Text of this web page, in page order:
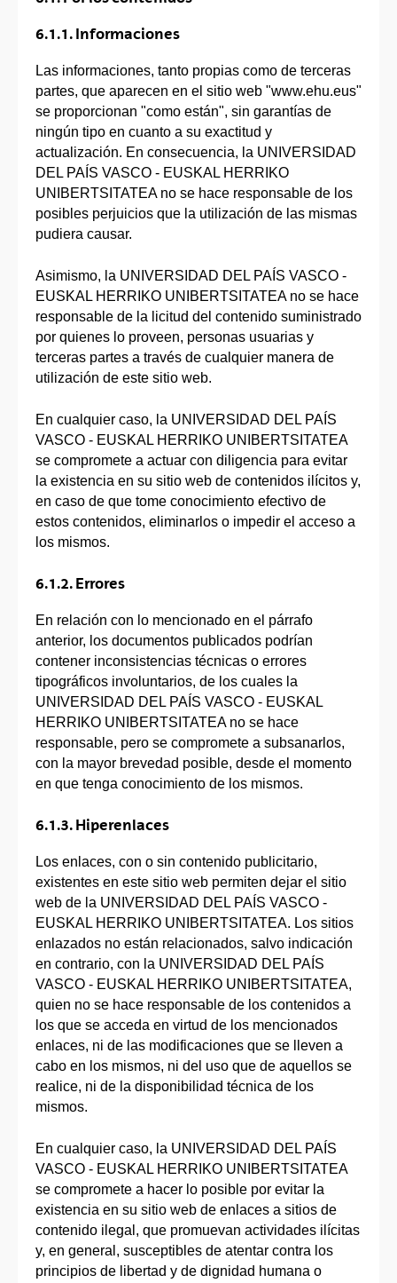
6.1.1. Informaciones
Las informaciones, tanto propias como de terceras
partes, que aparecen en el sitio web "www.ehu.eus"
se proporcionan "como están", sin garantías de
ningún tipo en cuanto a su exactitud y
actualización. En consecuencia, la UNIVERSIDAD
DEL PAÍS VASCO - EUSKAL HERRIKO
UNIBERTSITATEA no se hace responsable de los
posibles perjuicios que la utilización de las mismas
pudiera causar.
Asimismo, la UNIVERSIDAD DEL PAÍS VASCO -
EUSKAL HERRIKO UNIBERTSITATEA no se hace
responsable de la licitud del contenido suministrado
por quienes lo proveen, personas usuarias y
terceras partes a través de cualquier manera de
utilización de este sitio web.
En cualquier caso, la UNIVERSIDAD DEL PAÍS
VASCO - EUSKAL HERRIKO UNIBERTSITATEA
se compromete a actuar con diligencia para evitar
la existencia en su sitio web de contenidos ilícitos y,
en caso de que tome conocimiento efectivo de
estos contenidos, eliminarlos o impedir el acceso a
los mismos.
6.1.2. Errores
En relación con lo mencionado en el párrafo
anterior, los documentos publicados podrían
contener inconsistencias técnicas o errores
tipográficos involuntarios, de los cuales la
UNIVERSIDAD DEL PAÍS VASCO - EUSKAL
HERRIKO UNIBERTSITATEA no se hace
responsable, pero se compromete a subsanarlos,
con la mayor brevedad posible, desde el momento
en que tenga conocimiento de los mismos.
6.1.3. Hiperenlaces
Los enlaces, con o sin contenido publicitario,
existentes en este sitio web permiten dejar el sitio
web de la UNIVERSIDAD DEL PAÍS VASCO -
EUSKAL HERRIKO UNIBERTSITATEA. Los sitios
enlazados no están relacionados, salvo indicación
en contrario, con la UNIVERSIDAD DEL PAÍS
VASCO - EUSKAL HERRIKO UNIBERTSITATEA,
quien no se hace responsable de los contenidos a
los que se acceda en virtud de los mencionados
enlaces, ni de las modificaciones que se lleven a
cabo en los mismos, ni del uso que de aquellos se
realice, ni de la disponibilidad técnica de los
mismos.
En cualquier caso, la UNIVERSIDAD DEL PAÍS
VASCO - EUSKAL HERRIKO UNIBERTSITATEA
se compromete a hacer lo posible por evitar la
existencia en su sitio web de enlaces a sitios de
contenido ilegal, que promuevan actividades ilícitas
y, en general, susceptibles de atentar contra los
principios de libertad y de dignidad humana o